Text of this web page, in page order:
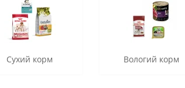
Сухий корм Вологий корм